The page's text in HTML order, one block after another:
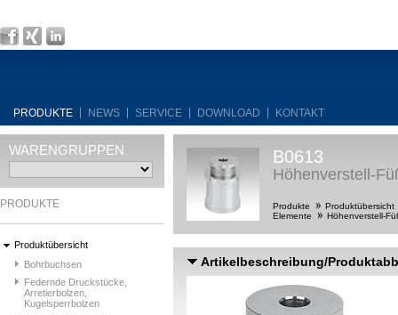
PRODUKTE NEWS SERVICE DOWNLOAD KONTAKT
WARENGRUPPEN
PRODUKTE
Produktübersicht
Bohrbuchsen
Federnde Druckstücke,
Arretierbolzen,
Kugelsperrbolzen
B0613
Höhenverstell-
Produkte
Produktübersicht
Elemente
Höhenverstell-
Artikelbeschreibung/